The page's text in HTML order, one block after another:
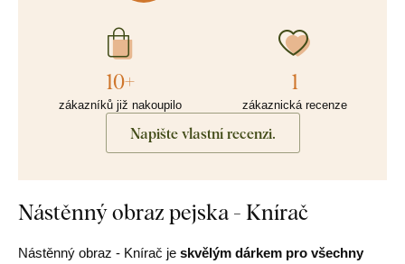
10+
zákazníků již nakoupilo
1
zákaznická recenze
Napište vlastní recenzi.
Nástěnný obraz pejska - Knírač
Nástěnný obraz - Knírač je skvělým dárkem pro všechny